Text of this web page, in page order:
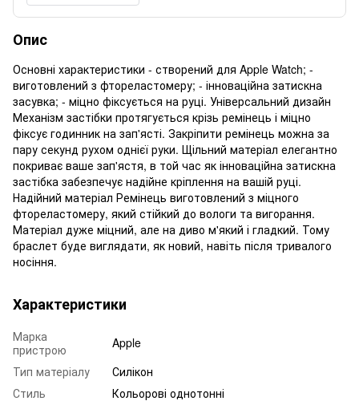
Опис
Основні характеристики - створений для Apple Watch; -
виготовлений з фтореластомеру; - інноваційна затискна
засувка; - міцно фіксується на руці. Універсальний дизайн
Механізм застібки протягується крізь ремінець і міцно
фіксує годинник на зап'ясті. Закріпити ремінець можна за
пару секунд рухом однієї руки. Щільний матеріал елегантно
покриває ваше зап'ястя, в той час як інноваційна затискна
застібка забезпечує надійне кріплення на вашій руці.
Надійний матеріал Ремінець виготовлений з міцного
фтореластомеру, який стійкий до вологи та вигорання.
Матеріал дуже міцний, але на диво м'який і гладкий. Тому
браслет буде виглядати, як новий, навіть після тривалого
носіння.
Характеристики
Марка
пристрою
Apple
Тип матеріалу
Силікон
Стиль
Кольорові однотонні